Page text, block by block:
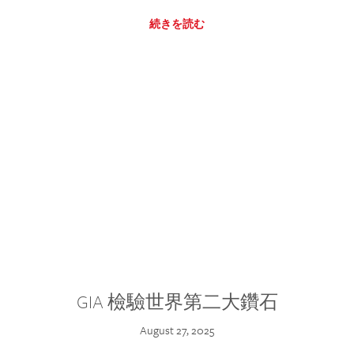
続きを読む
GIA 檢驗世界第二大鑽石
August 27, 2025